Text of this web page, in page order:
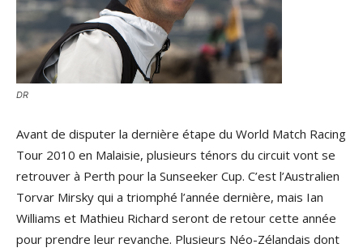
DR
Avant de disputer la dernière étape du World Match Racing
Tour 2010 en Malaisie, plusieurs ténors du circuit vont se
retrouver à Perth pour la Sunseeker Cup. C’est l’Australien
Torvar Mirsky qui a triomphé l’année dernière, mais Ian
Williams et Mathieu Richard seront de retour cette année
pour prendre leur revanche. Plusieurs Néo-Zélandais dont